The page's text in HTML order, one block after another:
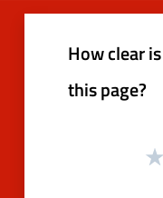
How clear
this page?